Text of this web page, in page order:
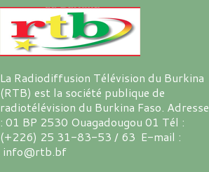
La Radiodiffusion Télévision du Burkina
(RTB) est la société publique de
radiotélévision du Burkina Faso. Adresse
: 01 BP 2530 Ouagadougou 01 Tél :
(+226) 25 31-83-53 / 63 E-mail :
info@rtb.bf